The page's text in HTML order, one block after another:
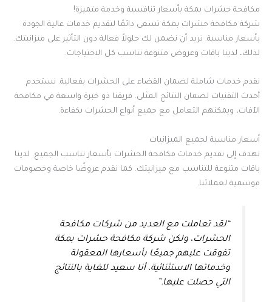
مكافحة حشرات بمكة بأسعار تنافسية وخدمة متميزة!
شركة مكافحة حشرات بمكة تسعى دائمًا لتقديم خدمات عالية الجودة
بأسعار مناسبة. نريد أن نضمن لك حلولاً فعالة دون التأثير على ميزانيتك.
لذلك، لدينا باقات وعروض متنوعة تناسب كل الاحتياجات.
نقدم خدمات شاملة لضمان القضاء على الحشرات بفعالية. نستخدم
أحدث التقنيات لضمان النتائج المثلى. فريقنا ذو خبرة واسعة في مكافحة
الآفات، ويمكنهم التعامل مع جميع أنواع الحشرات بكفاءة.
أسعار مناسبة لجميع الميزانيات
نهدف إلى تقديم خدمات مكافحة الحشرات بأسعار تناسب الجميع. لدينا
باقات متنوعة للتناسب مع ميزانيتك. كما نقدم عروضًا خاصة وخصومات
موسمية لعملائنا.
“لقد تعاملت مع العديد من شركات مكافحة
الحشرات، ولكن شركة مكافحة حشرات بمكة
تفوقت عليهم جميعًا بأسعارها المعقولة
وخدماتها الاستثنائية. أنا سعيد للغاية بالنتائج
التي حصلت عليها.”